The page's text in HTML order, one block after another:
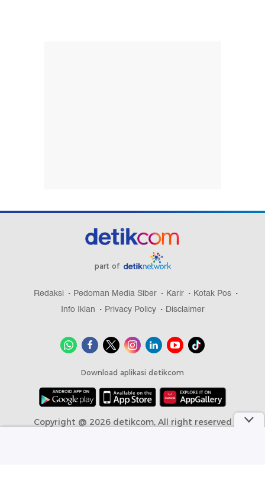
part of
Redaksi Pedoman Media Siber Karir
Kotak Pos
Info Iklan
Privacy Policy Disclaimer
Download aplikasi detikcom
Copyright @ 2026 detikcom, All right reserved